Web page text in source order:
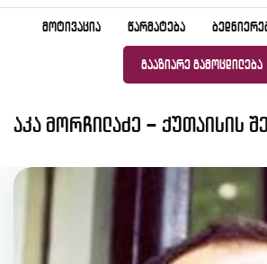
ᲛᲝᲢᲘᲕᲐᲪᲘᲐ ᲬᲐᲠᲛᲐᲢᲔᲑᲐ
ᲒᲐᲐᲖᲘᲐᲠᲔ ᲒᲐᲛᲝᲪᲓᲘᲚᲔᲑᲐ
აკა მორჩილაძე – ქუთაისის